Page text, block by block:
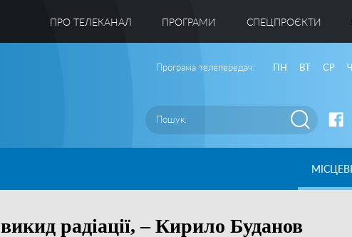
ПРО ТЕЛЕКАНАЛ ПРОГРАМИ CПЕЦПРОЄКТИ
Програма телепередач: ПН ВТ СР
радіації, – Кирило Буданов